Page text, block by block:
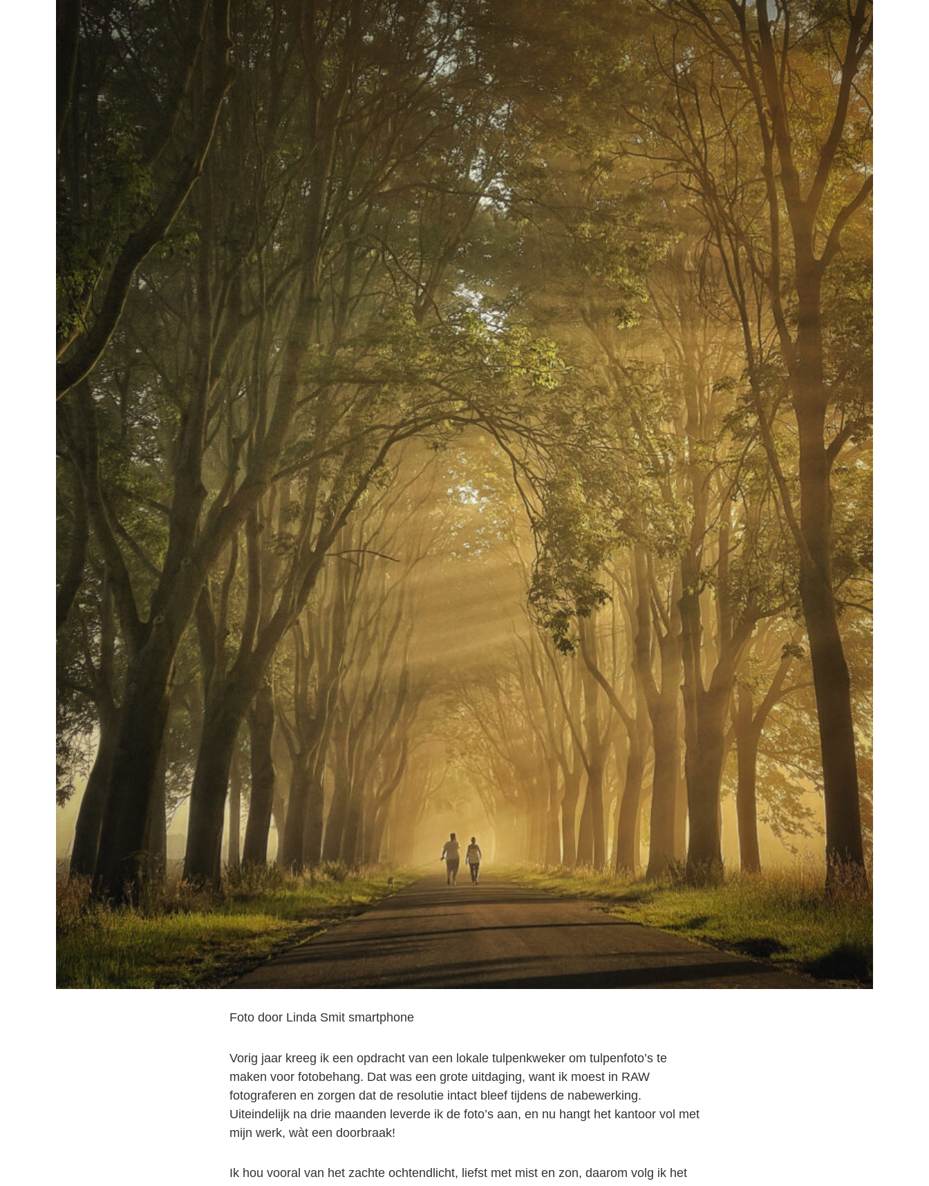
Foto door Linda Smit smartphone
Vorig jaar kreeg ik een opdracht van een lokale tulpenkweker om tulpenfoto’s te
maken voor fotobehang. Dat was een grote uitdaging, want ik moest in RAW
fotograferen en zorgen dat de resolutie intact bleef tijdens de nabewerking.
Uiteindelijk na drie maanden leverde ik de foto’s aan, en nu hangt het kantoor vol met
mijn werk, wàt een doorbraak!
Ik hou vooral van het zachte ochtendlicht, liefst met mist en zon, daarom volg ik het